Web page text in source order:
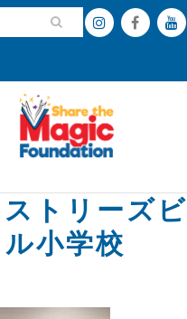
トリーズビ
ル小学校